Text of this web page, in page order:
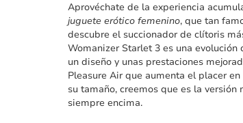
Aprovéchate de la experiencia
juguete erótico femenino, que tan
descubre el succionador de clítoris
Womanizer Starlet 3 es una
un diseño y unas prestaciones
Pleasure Air que aumenta el placer
su tamaño, creemos que es la
siempre encima.